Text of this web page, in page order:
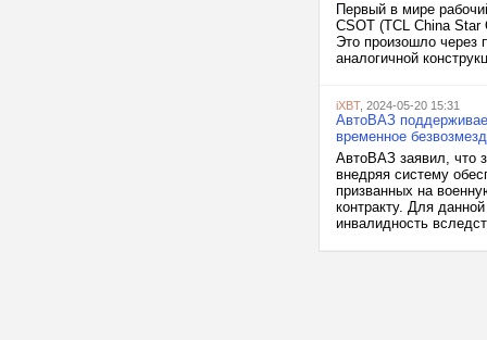
Первый в мире
CSOT (TCL China
Это произошло через
аналогичной
iXBT, 2024-05-20 15:31
АвтоВАЗ
временное
АвтоВАЗ заявил, что
внедряя систему
призванных на
контракту. Для
инвалидность